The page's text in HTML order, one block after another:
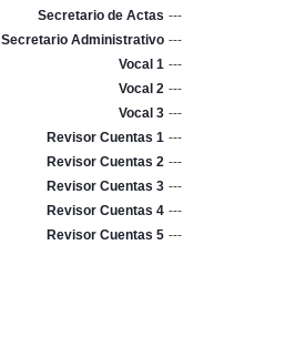
Secretario de Actas ---
Secretario Administrativo ---
Vocal 1 ---
Vocal 2 ---
Vocal 3 ---
Revisor Cuentas 1 ---
Revisor Cuentas 2 ---
Revisor Cuentas 3 ---
Revisor Cuentas 4 ---
Revisor Cuentas 5 ---